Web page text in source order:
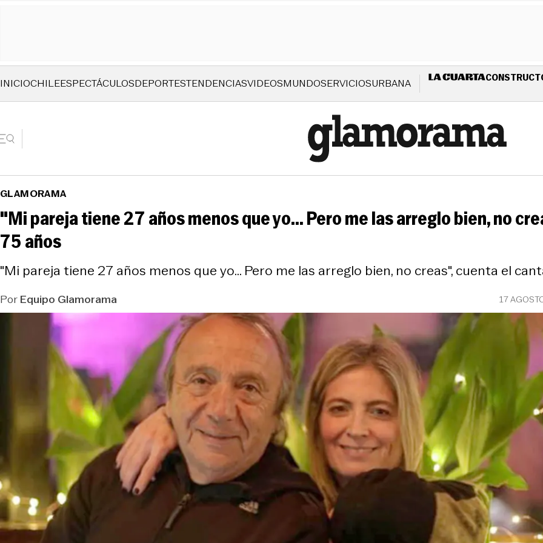
INICIOCHILEESPECTÁCULOSDEPORTESTENDENCIASVIDEOSMUNDOSERVICIOSURBANA
GLAMORAMA
"Mi pareja tiene 27 años menos que yo... Pero me las arreglo bien, no
75 años
"Mi pareja tiene 27 años menos que yo... Pero me las arreglo bien, no creas", cuenta el
PorEquipo Glamorama 17